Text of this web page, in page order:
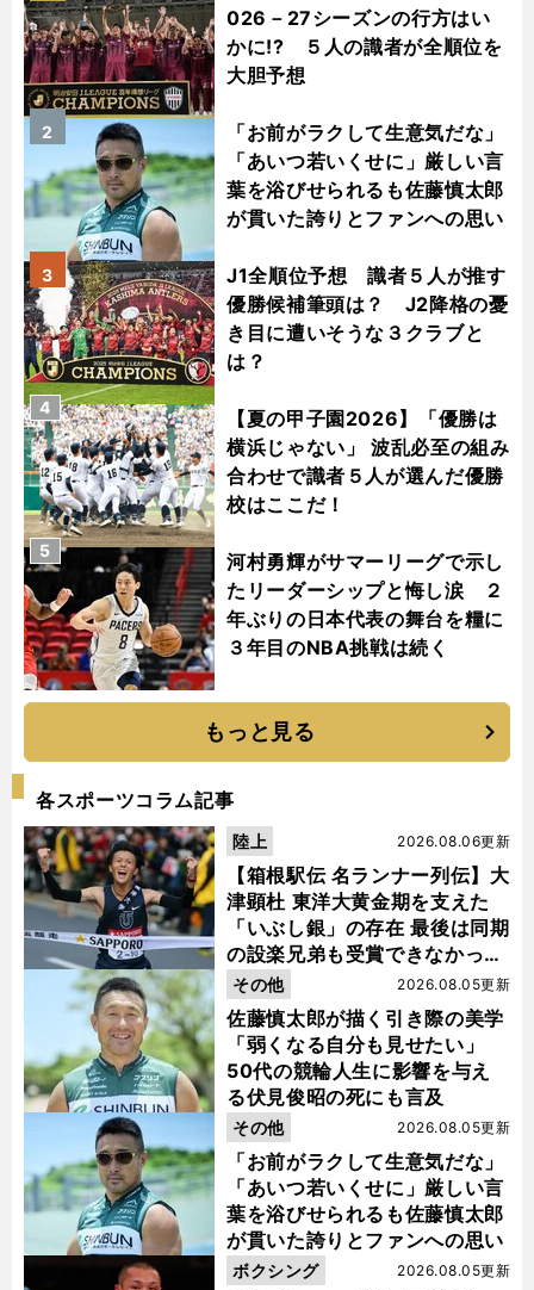
026－27シーズンの行方はい
かに!? ５人の識者が全順位を
大胆予想
「お前がラクして生意気だな」
「あいつ若いくせに」厳しい言
葉を浴びせられるも佐藤慎太郎
が貫いた誇りとファンへの思い
2
J1全順位予想 識者５人が推す
優勝候補筆頭は？ J2降格の憂
き目に遭いそうな３クラブと
は？
3
【夏の甲子園2026】「優勝は
横浜じゃない」 波乱必至の組み
合わせで識者５人が選んだ優勝
校はここだ！
4
河村勇輝がサマーリーグで示し
たリーダーシップと悔し涙 ２
年ぶりの日本代表の舞台を糧に
３年目のNBA挑戦は続く
5
もっと見る
各スポーツコラム記事
【箱根駅伝 名ランナー列伝】大
津顕杜 東洋大黄金期を支えた
「いぶし銀」の存在 最後は同期
の設楽兄弟も受賞できなかった
金栗杯に輝く
2026.08.06更新
陸上
佐藤慎太郎が描く引き際の美学
「弱くなる自分も見せたい」
50代の競輪人生に影響を与え
る伏見俊昭の死にも言及
2026.08.05更新
その他
「お前がラクして生意気だな」
「あいつ若いくせに」厳しい言
葉を浴びせられるも佐藤慎太郎
が貫いた誇りとファンへの思い
2026.08.05更新
その他
2026.08.05更新
ボクシング